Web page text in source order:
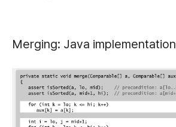
Merging: Java implementation